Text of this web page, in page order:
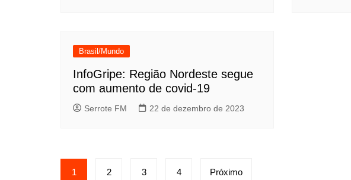
Brasil/Mundo
InfoGripe: Região Nordeste segue
com aumento de covid-19
Serrote FM 22 de dezembro de 2023
Paginação
1 2 3 4 Próximo